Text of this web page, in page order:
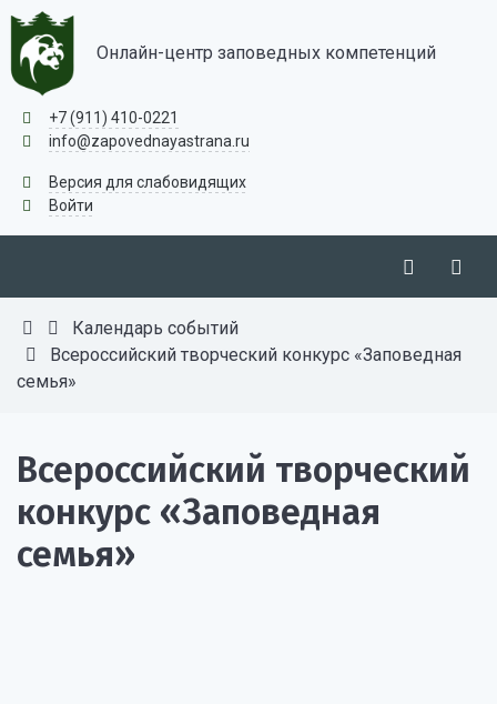
Онлайн-центр заповедных компетенций
+7 (911) 410-0221
info@zapovednayastrana.ru
Версия для слабовидящих
Войти
Календарь событий
Всероссийский творческий конкурс «Заповедная
семья»
Всероссийский творческий
конкурс «Заповедная
семья»